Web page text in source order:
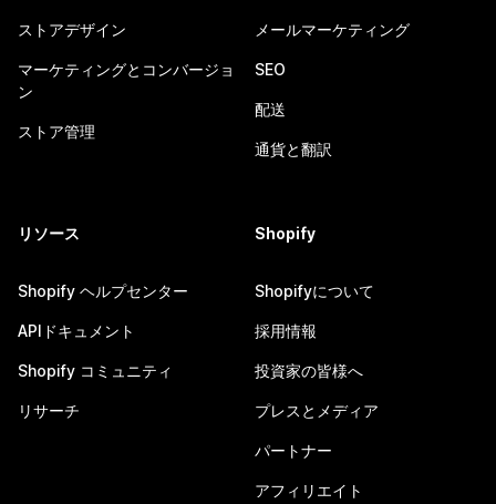
ストアデザイン
マーケティングとコンバージョ
ン
ストア管理
メールマーケティング
SEO
配送
通貨と翻訳
リソース
Shopify ヘルプセンター
APIドキュメント
Shopify コミュニティ
リサーチ
Shopify
Shopifyについて
採用情報
投資家の皆様へ
プレスとメディア
パートナー
アフィリエイト